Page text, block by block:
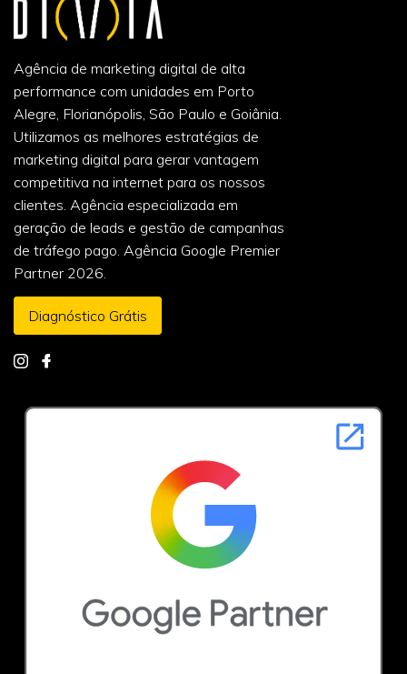
Agência de marketing digital de alta
performance com unidades em Porto
Alegre, Florianópolis, São Paulo e Goiânia.
Utilizamos as melhores estratégias de
marketing digital para gerar vantagem
competitiva na internet para os nossos
clientes. Agência especializada em
geração de leads e gestão de campanhas
de tráfego pago. Agência Google Premier
Partner 2026.
Diagnóstico Grátis